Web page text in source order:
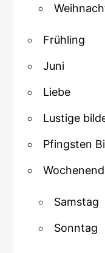
Frühling
Juni
Liebe
Lustige
Pfingsten
Samstag
Sonntag